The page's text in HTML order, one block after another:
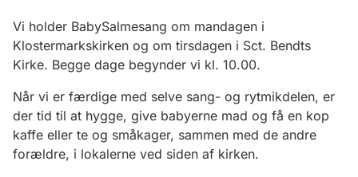
Vi holder BabySalmesang om mandagen i
Klostermarkskirken og om tirsdagen i Sct. Bendts
Kirke. Begge dage begynder vi kl. 10.00.
Når vi er færdige med selve sang- og rytmikdelen, er
der tid til at hygge, give babyerne mad og få en kop
kaffe eller te og småkager, sammen med de andre
forældre, i lokalerne ved siden af kirken.